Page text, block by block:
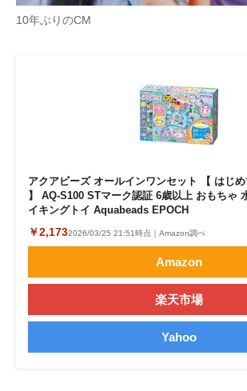
ITエンジニア向け専門サイト
IT製品の技術・比較・事例
製造業のIT導入・活用を支援
エレクトロニクス専門サイト
電子設計の基本と応用
建設×テクノロジーの最前線
ちょっと気になるネットの話題
10年ぶりのCM
アクアビーズ オールインワンセット 【 はじ
】 AQ-S100 STマーク認証 6歳以上 おもちゃ
イキングトイ Aquabeads EPOCH
￥2,1732026/03/25 21:51時点｜Amazon調べ
Amazon
楽天市場
Yahoo